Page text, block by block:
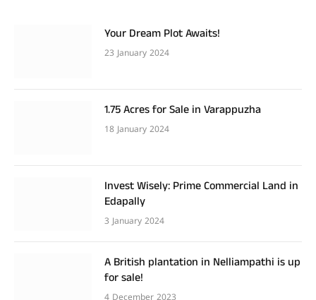
Your Dream Plot Awaits!
23 January 2024
1.75 Acres for Sale in Varappuzha
18 January 2024
Invest Wisely: Prime Commercial Land in
Edapally
3 January 2024
A British plantation in Nelliampathi is up
for sale!